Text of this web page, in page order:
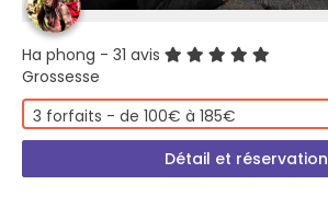
Ha phong - 31 avis
Grossesse
3 forfaits - de 100€ à 185€
Détail et réservation